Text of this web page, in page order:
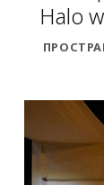
Halo